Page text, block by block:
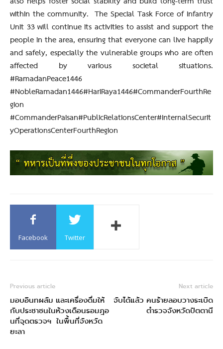
within the community. The Special Task Force of Infantry
Unit 33 will continue its activities to assist and support the
people in the area, ensuring that everyone can live happily
and safely, especially the vulnerable groups who are often
affected by various societal situations.
#RamadanPeace1446
#NobleRamadan1446#HariRaya1446#CommanderFourthRe
gion
#CommanderPaisan#PublicRelationsCenter#InternalSecurit
yOperationsCenterFourthRegion
Facebook Twitter
Previous article
มอบอินทผลัม และเครื่องดื่มให้
กับประชาชนในห้วงเดือนรอมฎอ
นที่จุดตรวจฯ ในพื้นที่จังหวัด
ยะลา
Next article
จับได้แล้ว คนร้ายลอบวางระเบิด
ตำรวจจังหวัดปัตตานี